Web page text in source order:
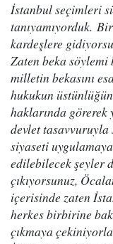
İstanbul seçimleri
tanıyamıyorduk.
kardeşlere
Zaten beka söylemi
milletin bekasını
hukukun
haklarında görerek
devlet tasavvuruyla
siyaseti
edilebilecek şeyler
çıkıyorsunuz,
içerisinde zaten
herkes birbirine
çıkmaya